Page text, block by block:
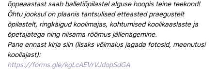
õppeaastast saab balletiõpilastel alguse hoopis teine teekond!
Õhtu jooksul on plaanis tantsulised etteasted praegustelt
õpilastelt, ringkäigud koolimajas, kohtumised koolikaaslaste ja
õpetajatega ning niisama rõõmus jällenägemine.
Pane ennast kirja siin (lisaks võimalus jagada fotosid, meenutusi
kooliajast):
https://forms.gle/kgLcAEVrVJdopSdGA